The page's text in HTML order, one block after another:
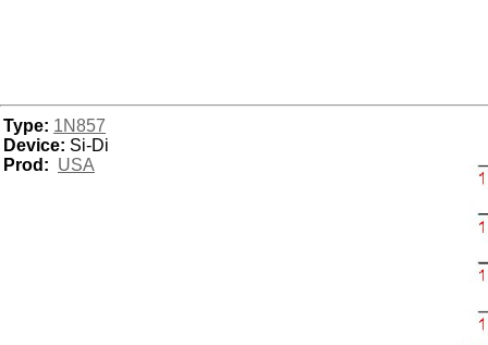
Type: 1N857
Device: Si-Di
Prod: USA